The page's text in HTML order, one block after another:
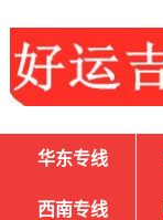
华东专线
西南专线